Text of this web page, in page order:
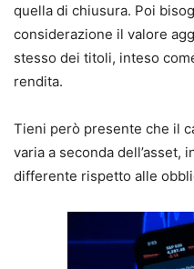
quella di chiusura. Poi
considerazione il valore
stesso dei titoli, inteso
rendita.
Tieni però presente che il
varia a seconda dell’asset,
differente rispetto alle